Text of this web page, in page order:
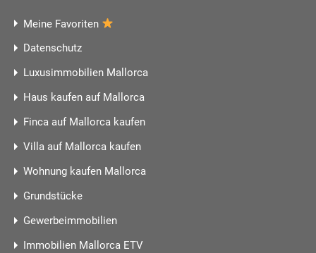
Meine Favoriten
Datenschutz
Luxusimmobilien Mallorca
Haus kaufen auf Mallorca
Finca auf Mallorca kaufen
Villa auf Mallorca kaufen
Wohnung kaufen Mallorca
Grundstücke
Gewerbeimmobilien
Immobilien Mallorca ETV